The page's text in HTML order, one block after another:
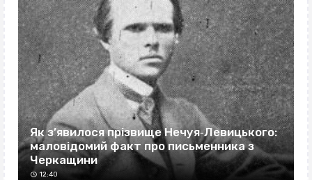
Як з’явилося прізвище Нечуя‐Левицького:
маловідомий факт про письменника з
Черкащини
12:40